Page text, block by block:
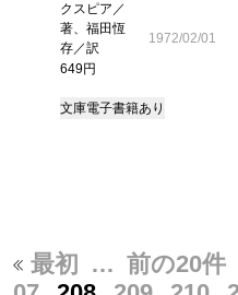
クスピア／
著、福田恆
存／訳
649円
1972/02/01
文庫電子書籍あり
最初 … 前の20件